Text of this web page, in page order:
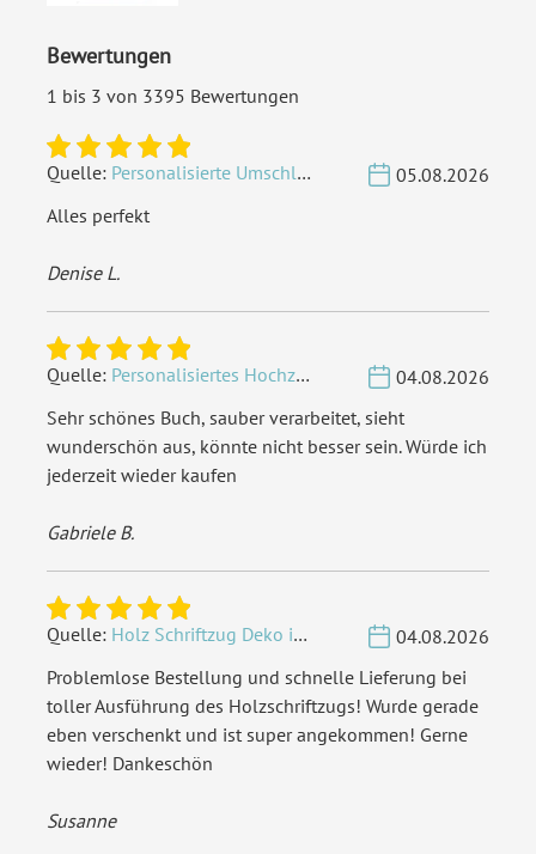
EAN:
Bewertungen
1 bis 3 von 3395 Bewertungen
Quelle: Personalisierte Umschläge - Vintage - Quadrat 155 x 155 mm
05.08.2026
Alles perfekt
Denise L.
Quelle: Personalisiertes Hochzeit Gästebuch A4 - Herzbaum
04.08.2026
Sehr schönes Buch, sauber verarbeitet, sieht
wunderschön aus, könnte nicht besser sein. Würde ich
jederzeit wieder kaufen
Gabriele B.
Quelle: Holz Schriftzug Deko individuell - Wunschname
04.08.2026
Problemlose Bestellung und schnelle Lieferung bei
toller Ausführung des Holzschriftzugs! Wurde gerade
eben verschenkt und ist super angekommen! Gerne
wieder! Dankeschön
Susanne